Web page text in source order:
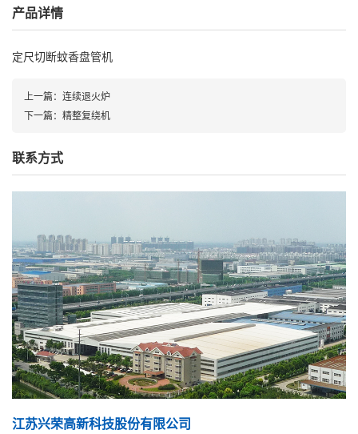
产品详情
定尺切断蚊香盘管机
上一篇： 连续退火炉
下一篇： 精整复绕机
联系方式
江苏兴荣高新科技股份有限公司